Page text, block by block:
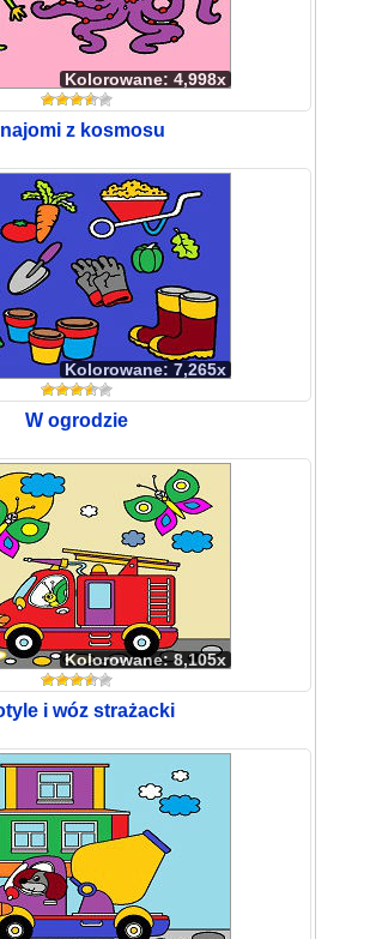
Kolorowane: 4,998x
z kosmosu
Kolorowane: 7,265x
W ogrodzie
Kolorowane: 8,105x
i wóz strażacki